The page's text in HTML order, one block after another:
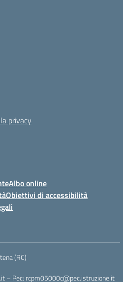
privacy
Albo online
Obiettivi di accessibilità
(RC)
– Pec: rcpm05000c@pec.istruzione.it